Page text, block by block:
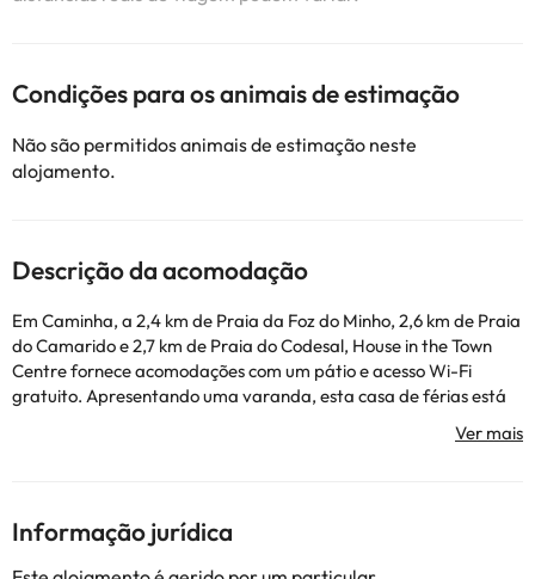
Condições para os animais de estimação
Não são permitidos animais de estimação neste
alojamento.
Descrição da acomodação
Em Caminha, a 2,4 km de Praia da Foz do Minho, 2,6 km de Praia
do Camarido e 2,7 km de Praia do Codesal, House in the Town
Centre fornece acomodações com um pátio e acesso Wi-Fi
gratuito. Apresentando uma varanda, esta casa de férias está
numa área onde os hóspedes podem desfrutar de atividades
forno, e 1 casa de banho com bidé. Toalhas e roupa de cama são
providenciadas nesta casa de férias. Estaleiros Navais de Viana
do Castelo fica a 23 km de House in the Town Centre, enquanto
Informação jurídica